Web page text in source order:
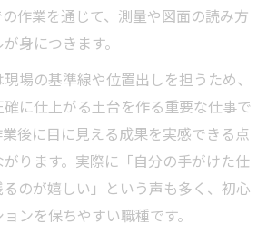
作業を通じて、測量や図面の読み方
身につきます。
場の基準線や位置出しを担うため、
に仕上がる土台を作る重要な仕事で
後に目に見える成果を実感できる点
ります。実際に「自分の手がけた仕
のが嬉しい」という声も多く、初心
ンを保ちやすい職種です。